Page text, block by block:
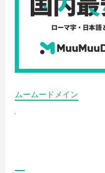
ムームードメイン